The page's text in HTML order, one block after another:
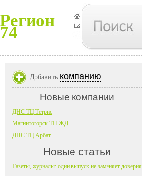
Регион
74
Добавить компанию
Новые компании
ДНС ТЦ Тетрис
Магнитогорск ТП ЖД
ДНС ТЦ Арбат
Новые статьи
Газеты, журналы: один выпуск не заменяет доверия